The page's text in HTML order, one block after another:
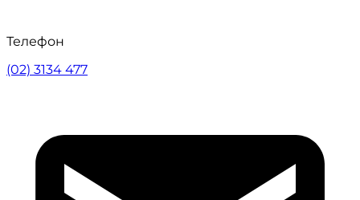
Телефон
(02) 3134 477